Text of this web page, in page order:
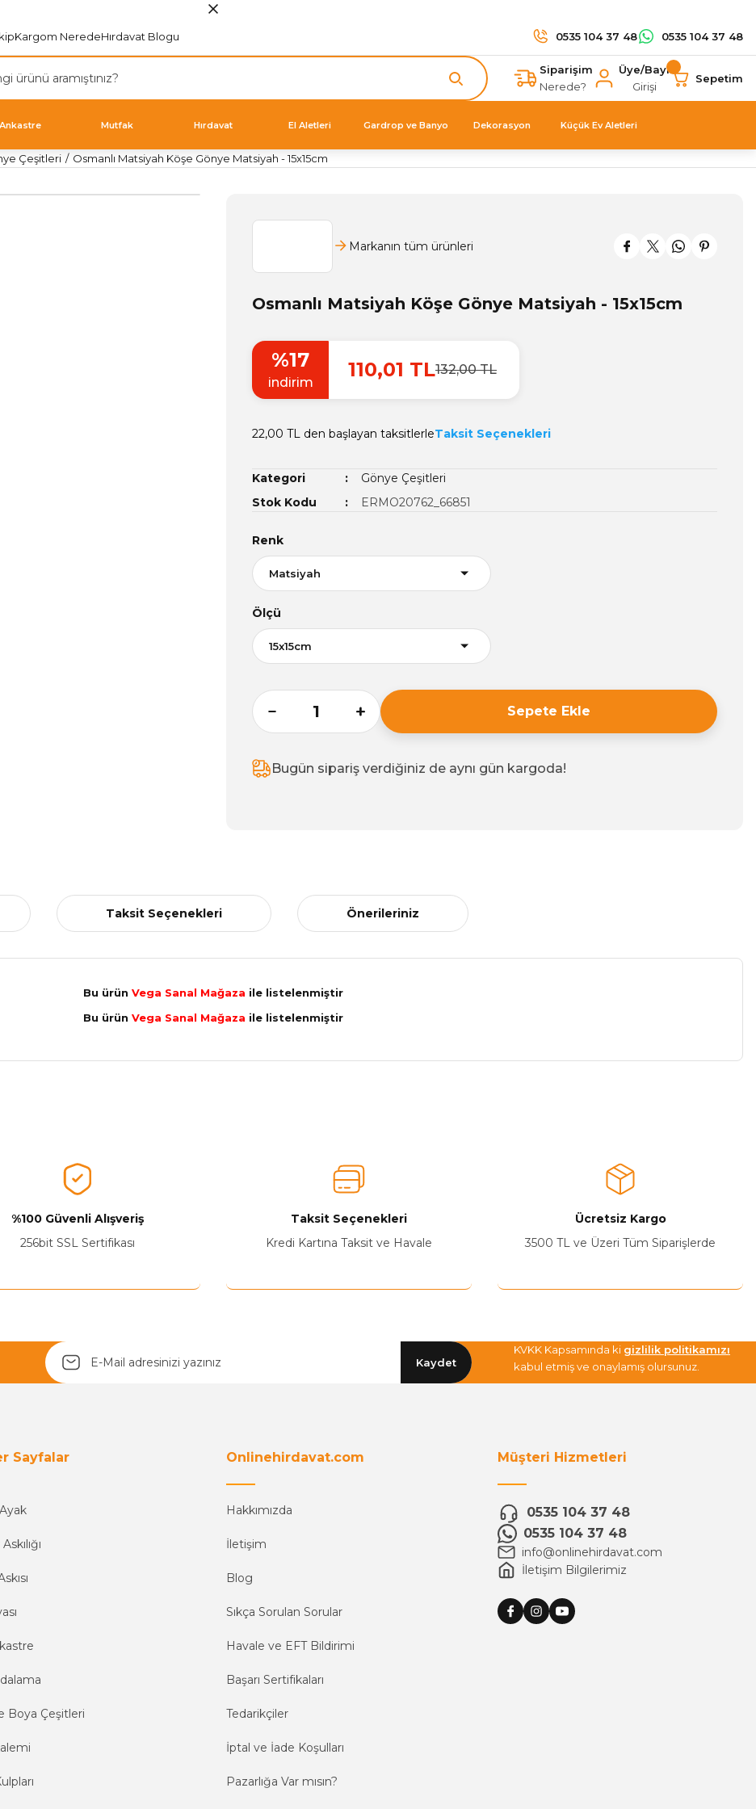
Kargom NeredeHırdavat Blogu 0535 104 37 48 0535 104 37 48
Siparişim
Nerede?
Üye/Bayi
Girişi
Sepetim
Ankastre Mutfak Hırdavat El Aletleri Gardrop ve Banyo Dekorasyon Küçük Ev Aletleri
Çeşitleri Osmanlı Matsiyah Köşe Gönye Matsiyah - 15x15cm
Markanın tüm ürünleri
Osmanlı Matsiyah Köşe Gönye Matsiyah - 15x15cm
%17
indirim
110,01 TL132,00 TL
22,00 TL den başlayan taksitlerleTaksit Seçenekleri
Kategori
Gönye Çeşitleri
Stok Kodu
ERMO20762_66851
Renk
Ölçü
Sepete Ekle
Bugün sipariş verdiğiniz de aynı gün kargoda!
Taksit Seçenekleri Önerileriniz
Bu ürün Vega Sanal Mağaza ile listelenmiştir
Bu ürün Vega Sanal Mağaza ile listelenmiştir
Yetkiliye Gönder
%100 Güvenli Alışveriş
256bit SSL Sertifikası
Taksit Seçenekleri
Kredi Kartına Taksit ve Havale
Ücretsiz Kargo
3500 TL ve Üzeri Tüm Siparişlerde
Kaydet
KVKK Kapsamında ki gizlilik politikamızı
kabul etmiş ve onaylamış olursunuz.
Sayfalar
Boya Çeşitleri
Onlinehirdavat.com
Hakkımızda
İletişim
Blog
Sıkça Sorulan Sorular
Havale ve EFT Bildirimi
Başarı Sertifikaları
Tedarikçiler
İptal ve İade Koşulları
Pazarlığa Var mısın?
Müşteri Hizmetleri
0535 104 37 48
0535 104 37 48
info@onlinehirdavat.com
İletişim Bilgilerimiz